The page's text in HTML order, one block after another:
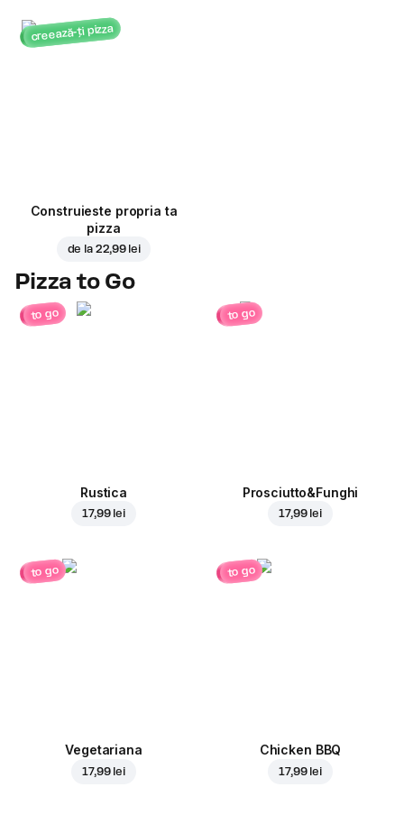
creează-ți pizza
Construieste propria ta
pizza
de la 22,99 lei
Pizza to Go
to go
Rustica
17,99 lei
to go
Prosciutto&Funghi
17,99 lei
to go
Vegetariana
17,99 lei
to go
Chicken BBQ
17,99 lei